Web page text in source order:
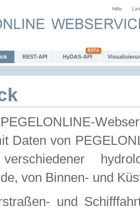
Hilfe
REST-API HyDAS-API
Daten von
verschiedener
von Binnen- und
und